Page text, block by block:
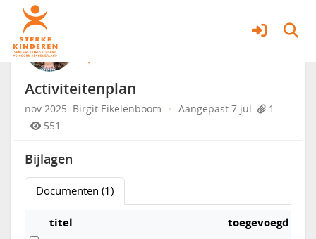
Activiteitenplan
nov 2025 Birgit Eikelenboom · Aangepast 7 jul
1
551
Bijlagen
Documenten (1)
titel toegevoegd